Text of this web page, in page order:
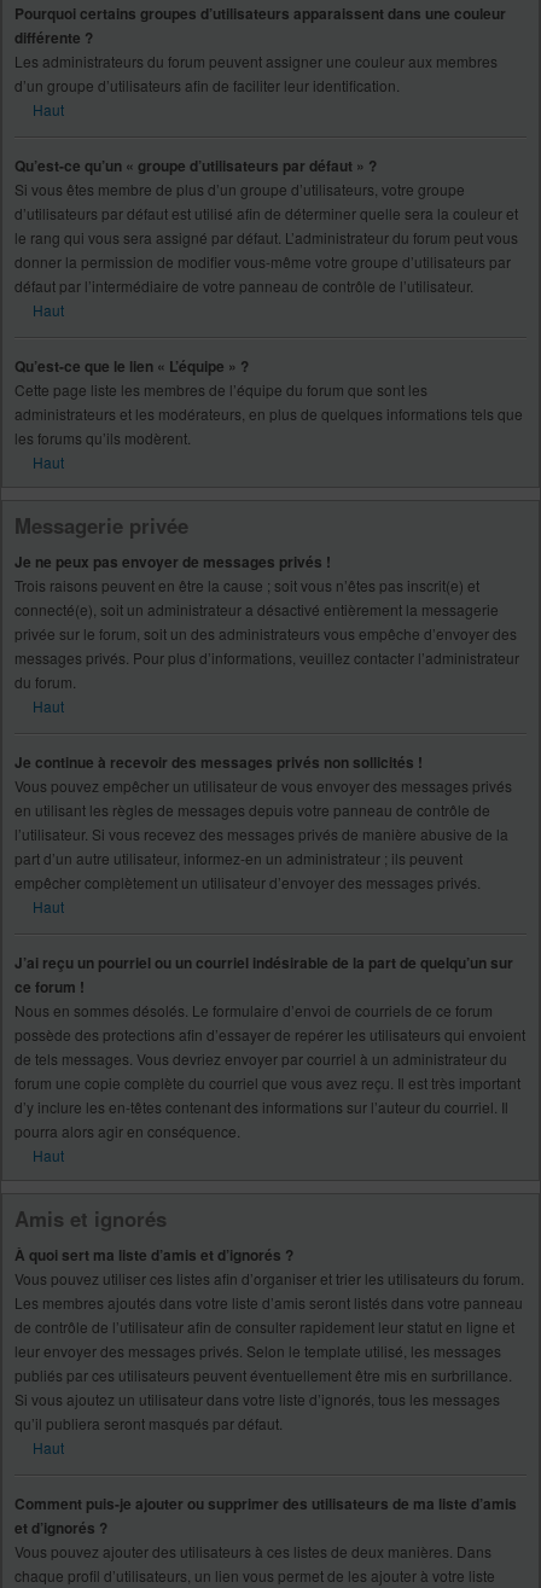
Pourquoi certains groupes d’utilisateurs apparaissent dans une couleur
différente ?
Les administrateurs du forum peuvent assigner une couleur aux membres
d’un groupe d’utilisateurs afin de faciliter leur identification.
Haut
Qu’est-ce qu’un « groupe d’utilisateurs par défaut » ?
Si vous êtes membre de plus d’un groupe d’utilisateurs, votre groupe
d’utilisateurs par défaut est utilisé afin de déterminer quelle sera la couleur et
le rang qui vous sera assigné par défaut. L’administrateur du forum peut vous
donner la permission de modifier vous-même votre groupe d’utilisateurs par
défaut par l’intermédiaire de votre panneau de contrôle de l’utilisateur.
Haut
Qu’est-ce que le lien « L’équipe » ?
Cette page liste les membres de l’équipe du forum que sont les
administrateurs et les modérateurs, en plus de quelques informations tels que
les forums qu’ils modèrent.
Haut
Messagerie privée
Je ne peux pas envoyer de messages privés !
Trois raisons peuvent en être la cause ; soit vous n’êtes pas inscrit(e) et
connecté(e), soit un administrateur a désactivé entièrement la messagerie
privée sur le forum, soit un des administrateurs vous empêche d’envoyer des
messages privés. Pour plus d’informations, veuillez contacter l’administrateur
du forum.
Haut
Je continue à recevoir des messages privés non sollicités !
Vous pouvez empêcher un utilisateur de vous envoyer des messages privés
en utilisant les règles de messages depuis votre panneau de contrôle de
l’utilisateur. Si vous recevez des messages privés de manière abusive de la
part d’un autre utilisateur, informez-en un administrateur ; ils peuvent
empêcher complètement un utilisateur d’envoyer des messages privés.
Haut
J’ai reçu un pourriel ou un courriel indésirable de la part de quelqu’un sur
ce forum !
Nous en sommes désolés. Le formulaire d’envoi de courriels de ce forum
possède des protections afin d’essayer de repérer les utilisateurs qui envoient
de tels messages. Vous devriez envoyer par courriel à un administrateur du
forum une copie complète du courriel que vous avez reçu. Il est très important
d’y inclure les en-têtes contenant des informations sur l’auteur du courriel. Il
pourra alors agir en conséquence.
Haut
Amis et ignorés
À quoi sert ma liste d’amis et d’ignorés ?
Vous pouvez utiliser ces listes afin d’organiser et trier les utilisateurs du forum.
Les membres ajoutés dans votre liste d’amis seront listés dans votre panneau
de contrôle de l’utilisateur afin de consulter rapidement leur statut en ligne et
leur envoyer des messages privés. Selon le template utilisé, les messages
publiés par ces utilisateurs peuvent éventuellement être mis en surbrillance.
Si vous ajoutez un utilisateur dans votre liste d’ignorés, tous les messages
qu’il publiera seront masqués par défaut.
Haut
Comment puis-je ajouter ou supprimer des utilisateurs de ma liste d’amis
et d’ignorés ?
Vous pouvez ajouter des utilisateurs à ces listes de deux manières. Dans
chaque profil d’utilisateurs, un lien vous permet de les ajouter à votre liste